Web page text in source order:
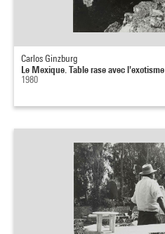
Carlos Ginzburg
Le Mexique. Table rase avec l'exotisme
1980